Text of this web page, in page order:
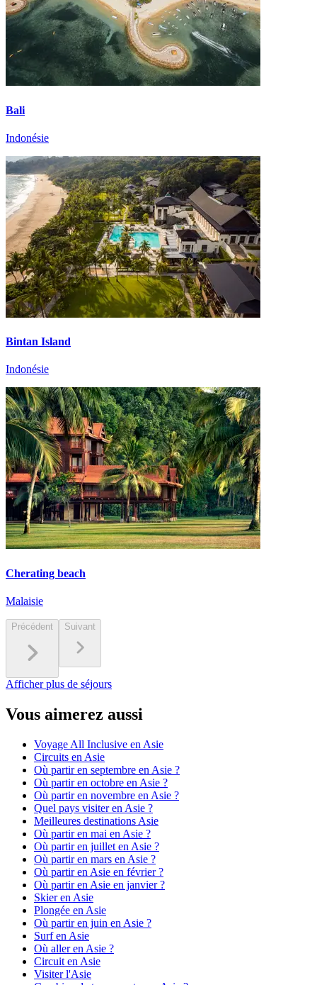
Bali
Indonésie
Bintan Island
Indonésie
Cherating beach
Malaisie
Précédent Suivant
Afficher plus de séjours
Vous aimerez aussi
Voyage All Inclusive en Asie
Circuits en Asie
Où partir en septembre en Asie ?
Où partir en octobre en Asie ?
Où partir en novembre en Asie ?
Quel pays visiter en Asie ?
Meilleures destinations Asie
Où partir en mai en Asie ?
Où partir en juillet en Asie ?
Où partir en mars en Asie ?
Où partir en Asie en février ?
Où partir en Asie en janvier ?
Skier en Asie
Plongée en Asie
Où partir en juin en Asie ?
Surf en Asie
Où aller en Asie ?
Circuit en Asie
Visiter l'Asie